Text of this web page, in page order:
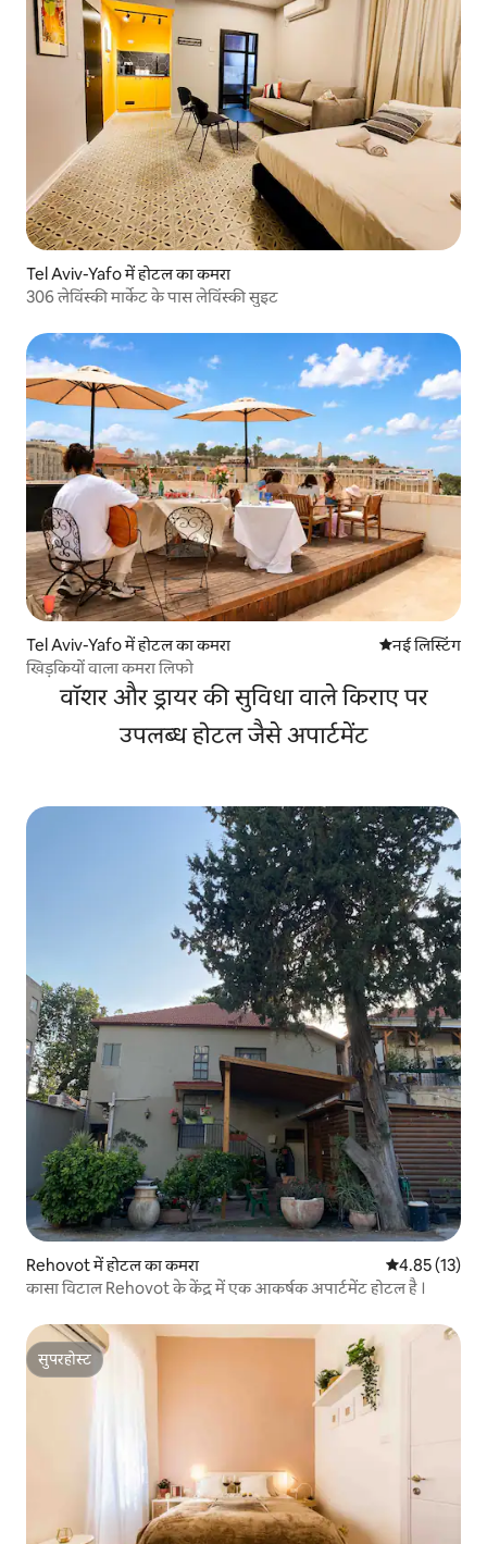
Tel Aviv-Yafo में होटल का कमरा
306 लेविंस्की मार्केट के पास लेविंस्की सुइट
Tel Aviv-Yafo में होटल का कमरा ठहरने की नई
नई लिस्टिंग
खिड़कियों वाला कमरा लिफो
वॉशर और ड्रायर की सुविधा वाले किराए पर
उपलब्ध होटल जैसे अपार्टमेंट
Rehovot में होटल का कमरा औसत रेटिंग 5 में
4.85 (13)
कासा विटाल Rehovot के केंद्र में एक आकर्षक अपार्टमेंट होटल है ।
सुपरहोस्ट
सुपरहोस्ट